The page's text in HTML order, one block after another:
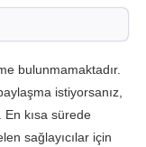
bulunmamaktadır.
istiyorsanız,
En kısa sürede
sağlayıcılar için